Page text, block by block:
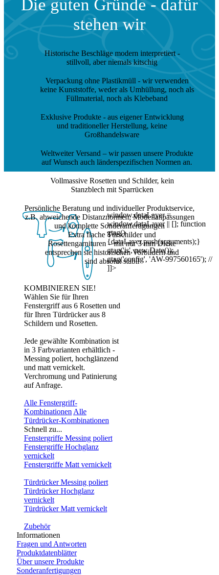
Die guten Gründe - dafür
stehen wir
Historische Beschläge modern interpretiert-
stillvoll, aber niemals kitschig
Verpackung ohne Plastikmüll - wir verwenden
keine Kunststoffe, weder als Umhüllung, noch als
Füllmaterial, noch als Klebeband
Exklusive Produkte- aus eigener Entwicklung
und traditioneller Herstellung, keine
Großhandelsware
Weltweiter Versand – wir passen unsere Produkte
auf Wunsch auch länderspezifischen Normen an.
Vollmassive Rosetten und Schilder, kein
Stanzblech mit Sparrücken
Persönliche Beratung und individueller Produktservice,
z.B. abweichende Distanznormen, Modellanpassungen
und komplette Sonderanfertigungen
Extra flache Türschilder und
Rosettengarnituren – mit nur 3 mm Dicke
entsprechen sie historischen Vorbildern und
sind absolut stabil
KOMBINIEREN SIE!
Wählen Sie für Ihren
Fenstergriff aus 6 Rosetten und
für Ihren Türdrücker aus 8
Schildern und Rosetten.
Jede gewählte Kombination ist
in 3 Farbvarianten erhältlich -
Messing poliert, hochglänzend
und matt vernickelt.
Verchromung und Patinierung
auf Anfrage.
Alle Fenstergriff-
Kombinationen Alle
Türdrücker-Kombinationen
Schnell zu...
Fenstergriffe Messing poliert
Fenstergriffe Hochglanz
vernickelt
Fenstergriffe Matt vernickelt
Türdrücker Messing poliert
Türdrücker Hochglanz
vernickelt
Türdrücker Matt vernickelt
Zubehör
Informationen
Fragen und Antworten
Produktdatenblätter
Über unsere Produkte
Sonderanfertigungen
window.dataLayer =
window.dataLayer || []; function
gtag()
{dataLayer.push(arguments);}
gtag('js', new Date());
gtag('config', 'AW-997560165'); //
]]>